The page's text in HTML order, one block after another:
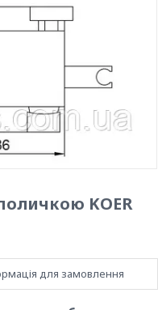
KOER
для замовлення